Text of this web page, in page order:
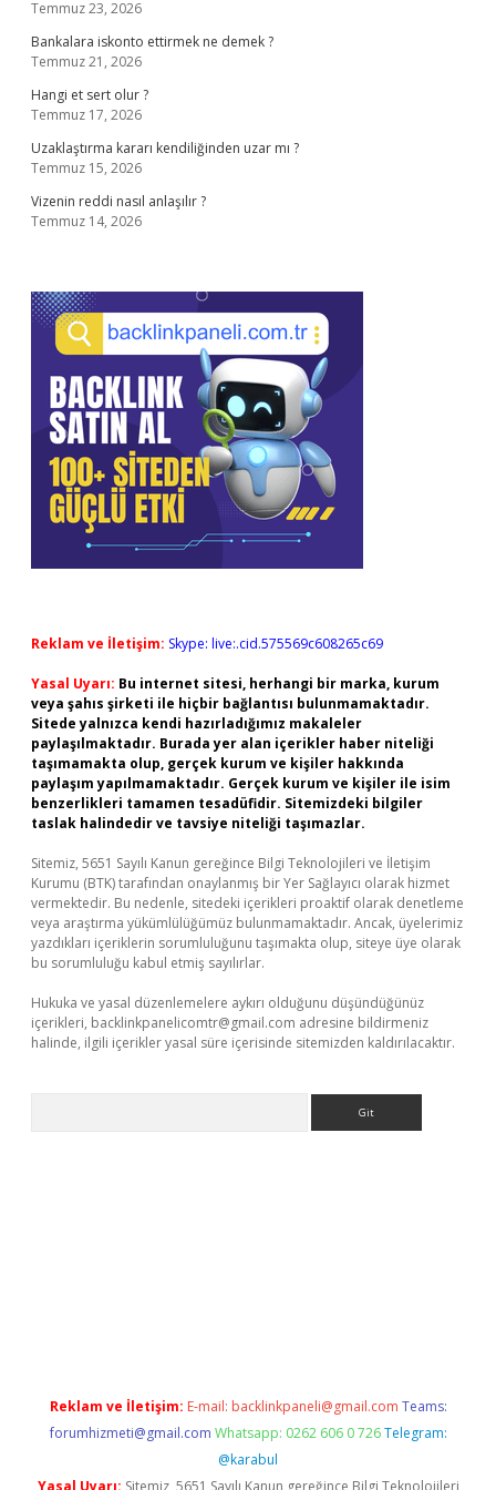
Temmuz 23, 2026
Bankalara iskonto ettirmek ne demek ?
Temmuz 21, 2026
Hangi et sert olur ?
Temmuz 17, 2026
Uzaklaştırma kararı kendiliğinden uzar mı ?
Temmuz 15, 2026
Vizenin reddi nasıl anlaşılır ?
Temmuz 14, 2026
Reklam ve İletişim: Skype: live:.cid.575569c608265c69
Yasal Uyarı: Bu internet sitesi, herhangi bir marka, kurum
veya şahıs şirketi ile hiçbir bağlantısı bulunmamaktadır.
Sitede yalnızca kendi hazırladığımız makaleler
paylaşılmaktadır. Burada yer alan içerikler haber niteliği
taşımamakta olup, gerçek kurum ve kişiler hakkında
paylaşım yapılmamaktadır. Gerçek kurum ve kişiler ile isim
benzerlikleri tamamen tesadüfidir. Sitemizdeki bilgiler
taslak halindedir ve tavsiye niteliği taşımazlar.
Sitemiz, 5651 Sayılı Kanun gereğince Bilgi Teknolojileri ve İletişim
Kurumu (BTK) tarafından onaylanmış bir Yer Sağlayıcı olarak hizmet
vermektedir. Bu nedenle, sitedeki içerikleri proaktif olarak denetleme
veya araştırma yükümlülüğümüz bulunmamaktadır. Ancak, üyelerimiz
yazdıkları içeriklerin sorumluluğunu taşımakta olup, siteye üye olarak
bu sorumluluğu kabul etmiş sayılırlar.
Hukuka ve yasal düzenlemelere aykırı olduğunu düşündüğünüz
içerikleri, backlinkpanelicomtr@gmail.com adresine bildirmeniz
halinde, ilgili içerikler yasal süre içerisinde sitemizden kaldırılacaktır.
Reklam ve İletişim: E-mail: backlinkpaneli@gmail.com Teams:
forumhizmeti@gmail.com Whatsapp: 0262 606 0 726 Telegram:
@karabul
Yasal Uyarı: Sitemiz, 5651 Sayılı Kanun gereğince Bilgi Teknolojileri